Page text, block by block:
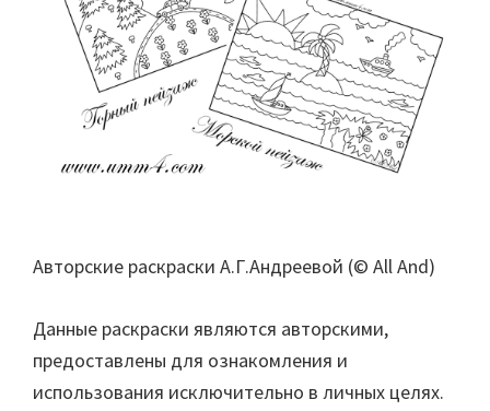
Авторские раскраски А.Г.Андреевой (© All And)
Данные раскраски являются авторскими,
предоставлены для ознакомления и
использования исключительно в личных целях.